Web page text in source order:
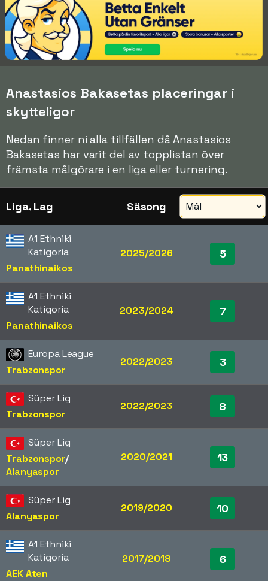
Anastasios Bakasetas placeringar i
skytteligor
Nedan finner ni alla tillfällen då Anastasios
Bakasetas har varit del av topplistan över
främsta målgörare i en liga eller turnering.
Liga, Lag Säsong
A1 Ethniki
Katigoria
Panathinaikos
2025/2026 5
A1 Ethniki
Katigoria
Panathinaikos
2023/2024 7
Europa League
Trabzonspor
2022/2023 3
Süper Lig
Trabzonspor
2022/2023 8
Süper Lig
Trabzonspor/​
Alanyaspor
2020/2021 13
Süper Lig
Alanyaspor
2019/2020 10
A1 Ethniki
Katigoria
AEK Aten
2017/2018 6